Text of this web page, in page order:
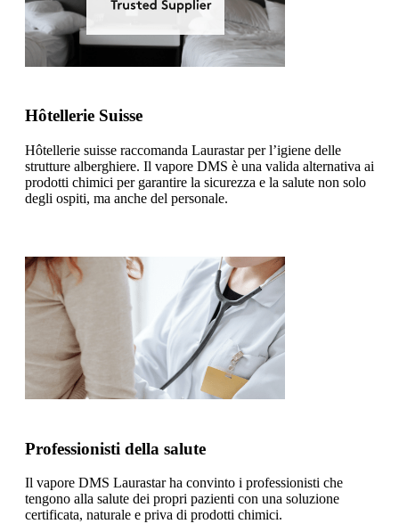
Hôtellerie Suisse
Hôtellerie suisse raccomanda Laurastar per l’igiene delle
strutture alberghiere. Il vapore DMS è una valida alternativa ai
prodotti chimici per garantire la sicurezza e la salute non solo
degli ospiti, ma anche del personale.
Professionisti della salute
Il vapore DMS Laurastar ha convinto i professionisti che
tengono alla salute dei propri pazienti con una soluzione
certificata, naturale e priva di prodotti chimici.